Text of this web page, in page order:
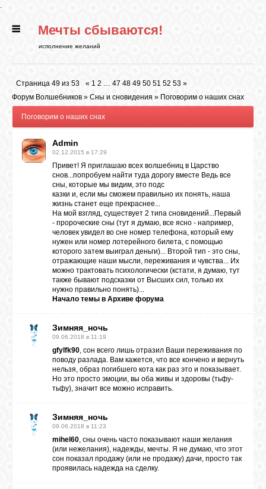
.
ГЛАВНАЯ
РИТУАЛЫ
БИБЛИОТЕКА
КАРТА
ЖЕЛАНИЙ
Мечты сбываются!
исполнение желаний
Страница 49 из 53 « 1 2 … 47 48 49 50 51 52 53 »
Форум Волшебников » Сны и сновидения » Поговорим о наших снах
Поговорим о наших снах
Admin
02.12.2015 в 17:29
Привет! Я приглашаю всех волшебниц в Царство
снов...попробуем найти туда дорогу вместе Ведь все
сны, которые мы видим, это подс
казки и, если мы сможем правильно их понять, наша
жизнь станет еще прекраснее...
На мой взгляд, существует 2 типа сновидений...Первый
- пророческие сны (тут я думаю, все ясно - например,
человек увидел во сне номер телефона, который ему
нужен или номер лотерейного билета, с помощью
которого затем выиграл деньги)... Второй тип - это сны,
отражающие наши мысли, переживания и чувства... Их
можно трактовать психологически (кстати, я думаю, тут
также бывают подсказки от Высших сил, только их
нужно правильно понять)...
Начало темы в Архиве форума
Зимняя_ночь
09.06.2018 в 11:19
gfylfk90, сон всего лишь отразил Ваши переживания по
поводу разлада. Вам кажется, что все кончено и вернуть
нельзя, образ погибшего кота как раз это и показывает.
Но это просто эмоции, вы оба живы и здоровы (тьфу-
тьфу), значит все можно исправить.
Зимняя_ночь
09.06.2018 в 11:23
mihel60, сны очень часто показывают наши желания
(или нежелания), надежды, мечты. Я не думаю, что этот
сон показал продажу (или не продажу) дачи, просто так
проявилась надежда на сделку.